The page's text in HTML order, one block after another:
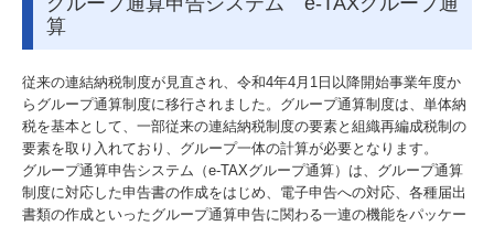
算
従来の連結納税制度が見直され、令和4年4月1日以降開始事業年度か
らグループ通算制度に移行されました。グループ通算制度は、単体納
税を基本として、一部従来の連結納税制度の要素と組織再編成税制の
要素を取り入れており、グループ一体の計算が必要となります。
グループ通算申告システム（e-TAXグループ通算）は、グループ通算
制度に対応した申告書の作成をはじめ、電子申告への対応、各種届出
書類の作成といったグループ通算申告に関わる一連の機能をパッケー